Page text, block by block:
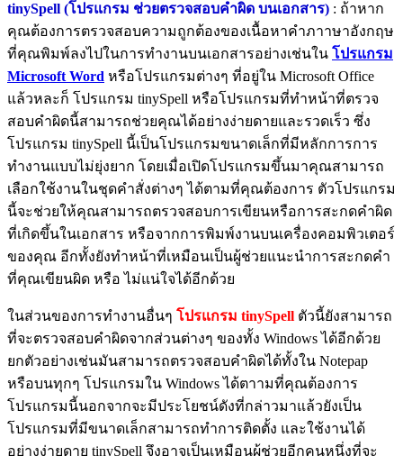
tinySpell (โปรแกรม ช่วยตรวจสอบคำผิด บนเอกสาร) : ถ้าหาก
คุณต้องการตรวจสอบความถูกต้องของเนื้อหาคำภาาษาอังกฤษ
ที่คุณพิมพ์ลงไปในการทำงานบนเอกสารอย่างเช่นใน โปรแกรม
Microsoft Word หรือโปรแกรมต่างๆ ที่อยู่ใน Microsoft Office
แล้วหละก็ โปรแกรม tinySpell หรือโปรแกรมที่ทำหน้าที่ตรวจ
สอบคำผิดนี้สามารถช่วยคุณได้อย่างง่ายดายและรวดเร็ว ซึ่ง
โปรแกรม tinySpell นี้เป็นโปรแกรมขนาดเล็กที่มีหลักการการ
ทำงานแบบไม่ยุ่งยาก โดยเมื่อเปิดโปรแกรมขึ้นมาคุณสามารถ
เลือกใช้งานในชุดคำสั่งต่างๆ ได้ตามที่คุณต้องการ ตัวโปรแกรม
นี้จะช่วยให้คุณสามารถตรวจสอบการเขียนหรือการสะกดคำผิด
ที่เกิดขึ้นในเอกสาร หรือจากการพิมพ์งานบนเครื่องคอมพิวเตอร์
ของคุณ อีกทั้งยังทำหน้าที่เหมือนเป็นผู้ช่วยแนะนำการสะกดคำ
ที่คุณเขียนผิด หรือ ไม่แน่ใจได้อีกด้วย
ในส่วนของการทำงานอื่นๆ โปรแกรม tinySpell ตัวนี้ยังสามารถ
ที่จะตรวจสอบคำผิดจากส่วนต่างๆ ของทั้ง Windows ได้อีกด้วย
ยกตัวอย่างเช่นมันสามารถตรวจสอบคำผิดได้ทั้งใน Notepap
หรือบนทุกๆ โปรแกรมใน Windows ได้ตาามที่คุณต้องการ
โปรแกรมนี้นอกจากจะมีประโยชน์ดังที่กล่าวมาแล้วยังเป็น
โปรแกรมที่มีขนาดเล็กสามารถทำการติดตั้ง และใช้งานได้
อย่างง่ายดาย tinySpell จึงอาจเป็นเหมือนผู้ช่วยอีกคนหนึ่งที่จะ